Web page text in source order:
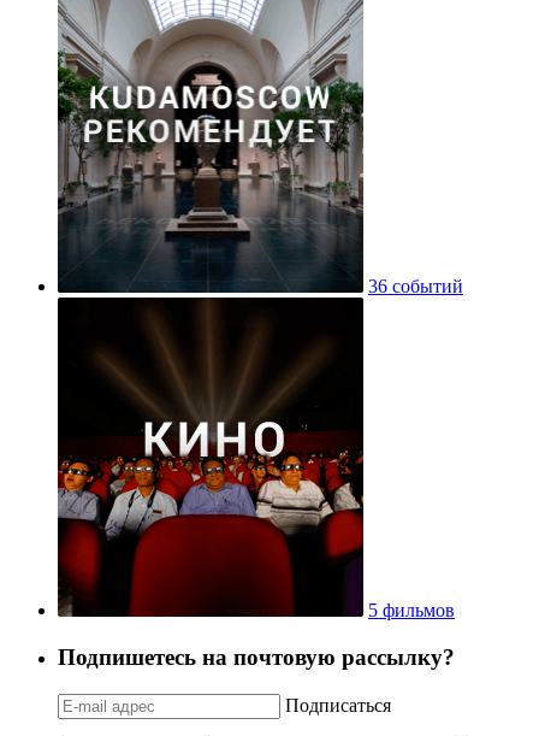
36 событий
5 фильмов
Подпишетесь на почтовую рассылку?
Подписаться